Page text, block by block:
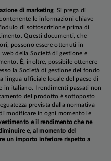
che USA e UE
commerciale, e i dati
fiducia delle imprese
di un taglio
di inizio settimana
a due anni hanno
giornaliero da
le ipotesi sottostanti lo
(delineato peraltro
siano ottimistiche:
di marketing. Si prega di
le informazioni chiave
di sottoscrizione prima di
Questi documenti, che
possono essere ottenuti in
della Società di gestione e
È, inoltre, possibile ottenere
la Società di gestione del fondo
lingua ufficiale locale del paese di
in italiano. I rendimenti passati non
del prodotto è sottoposto
prevista dalla normativa
modificare in ogni momento le
e il rendimento che ne
e, al momento del
un importo inferiore rispetto a